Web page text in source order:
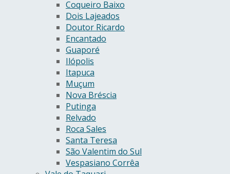
Coqueiro Baixo
Dois Lajeados
Doutor Ricardo
Encantado
Guaporé
Ilópolis
Itapuca
Muçum
Nova Bréscia
Putinga
Relvado
Roca Sales
Santa Teresa
São Valentim do Sul
Vespasiano Corrêa